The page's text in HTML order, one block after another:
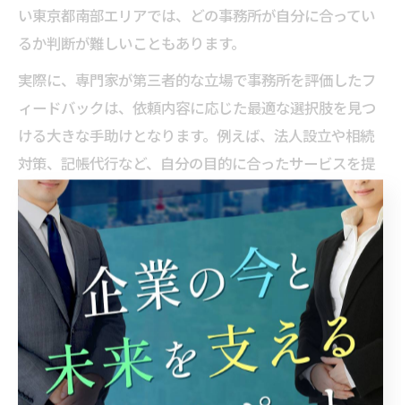
い東京都南部エリアでは、どの事務所が自分に合ってい
るか判断が難しいこともあります。
実際に、専門家が第三者的な立場で事務所を評価したフ
ィードバックは、依頼内容に応じた最適な選択肢を見つ
ける大きな手助けとなります。例えば、法人設立や相続
対策、記帳代行など、自分の目的に合ったサービスを提
供しているかどうかを見極めるポイントとして、専門家
の意見を参考にすることが推奨されます。
会計士事務所のサポート品質を見極める視点
会計士事務所のサポート品質を見極めるためには、いく
つかの視点が重要です。まず、相談対応の丁寧さや迅速
さ、説明の分かりやすさは基本的なポイントです。加え
て、税理士や公認会計士がどのような業種・依頼内容に